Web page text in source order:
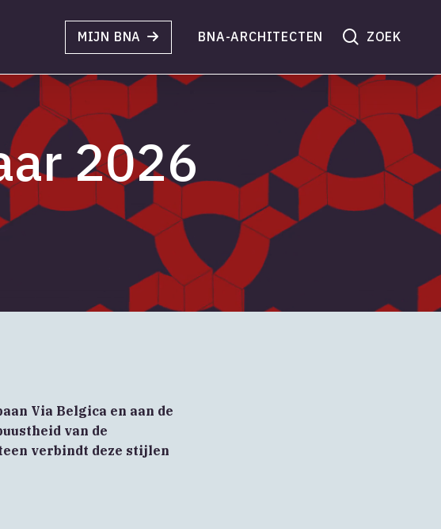
MIJN BNA BNA-ARCHITECTEN search
2026
Via Belgica en aan de
van de
verbindt deze stijlen